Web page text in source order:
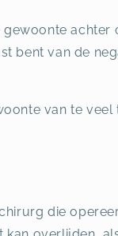
bent van de
van te
die